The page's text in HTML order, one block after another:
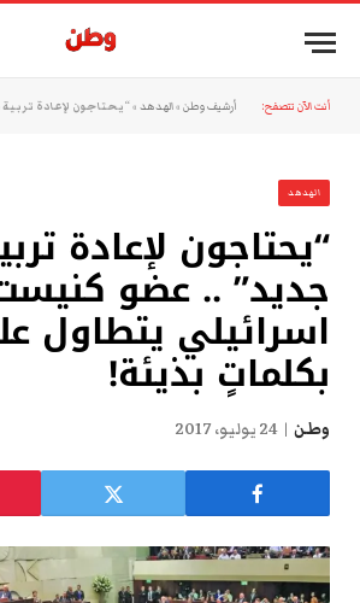
أنت الآن تتصفح: أرشيف وطن »الهدهد »“يحتاجون لإعادة تربية من جديد” .. عضو
الهدهد
“يحتاجون لإعادة
جديد” .. عضو
اسرائيلي يتطاول
بكلماتٍ بذيئة!
وطن 24 يوليو، 2017